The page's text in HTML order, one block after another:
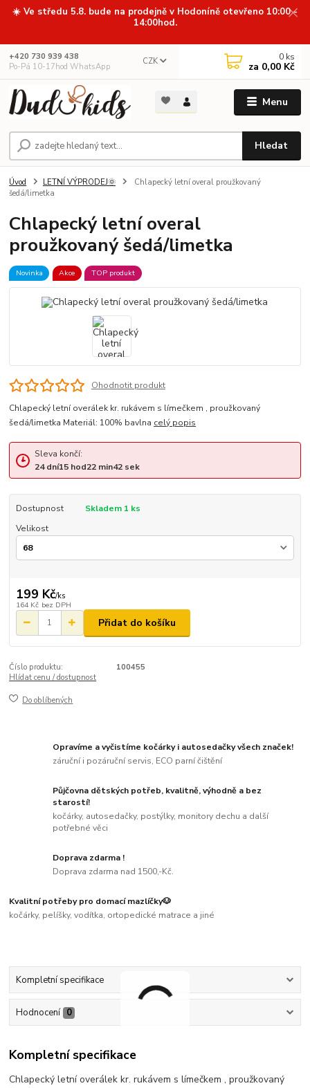
☀️ Ve středu 5.8. bude na prodejně v Hodoníně otevřeno 10:00 -
14:00hod.
Menu
CZK
Hledat
+420 730 939 438
Po-Pá 10-17hod WhatsApp
0 ks
za 0,00 Kč
Úvod LETNÍ VÝPRODEJ🌞
Chlapecký letní overal proužkovaný
šedá/limetka
Chlapecký letní overal
proužkovaný šedá/limetka
Novinka Akce TOP produkt
Ohodnotit produkt
Chlapecký letní overálek kr. rukávem s límečkem , proužkovaný
šedá/limetka Materiál: 100% bavlna celý popis
Sleva končí:
24 dní15hod22min42sek
Dostupnost
Skladem 1 ks
Velikost
199 Kč/ks
164 Kč bez DPH
Přidat do košíku
Číslo produktu:
100455
Hlídat cenu / dostupnost
Do oblíbených
Opravíme a vyčistíme kočárky i autosedačky všech značek!
záruční i pozáruční servis, ECO parní čištění
Půjčovna dětských potřeb, kvalitně, výhodně a bez
starostí!
kočárky, autosedačky, postýlky, monitory dechu a další
potřebné věci
Doprava zdarma !
Doprava zdarma nad 1500,-Kč.
Kvalitní potřeby pro domací mazlíčky🐶
kočárky, pelíšky, vodítka, ortopedické matrace a jiné
Kompletní specifikace
Hodnocení 0
Kompletní specifikace
Chlapecký letní overálek kr. rukávem s límečkem , proužkovaný